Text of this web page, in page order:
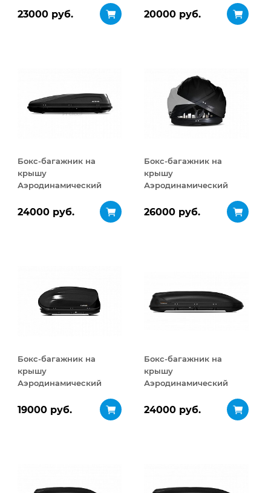
ДВУСТОРОННЕЕ
23000 руб.
ДВУСТОРОННЕЕ
20000 руб.
Бокс-багажник на
крышу
Аэродинамический
ДВУСТОРОННЕЕ
24000 руб.
Бокс-багажник на
крышу
Аэродинамический
ДВУСТОРОННЕЕ
26000 руб.
Бокс-багажник на
крышу
Аэродинамический
ДВУСТОРОННЕЕ
19000 руб.
Бокс-багажник на
крышу
Аэродинамический
24000 руб.